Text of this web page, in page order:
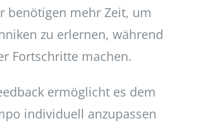
benötigen mehr Zeit, um
zu erlernen, während
Fortschritte machen.
ermöglicht es dem
individuell anzupassen